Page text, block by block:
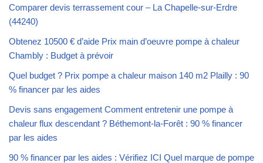
Comparer devis terrassement cour – La Chapelle-sur-Erdre
(44240)
Obtenez 10500 € d’aide Prix main d’oeuvre pompe à chaleur
Chambly : Budget à prévoir
Quel budget ? Prix pompe a chaleur maison 140 m2 Plailly : 90
% financer par les aides
Devis sans engagement Comment entretenir une pompe à
chaleur flux descendant ? Béthemont-la-Forêt : 90 % financer
par les aides
90 % financer par les aides : Vérifiez ICI Quel marque de pompe